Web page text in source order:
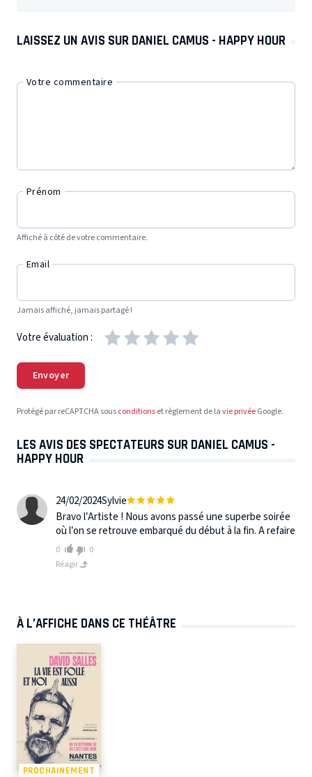
LAISSEZ UN AVIS SUR DANIEL CAMUS - HAPPY HOUR
Votre commentaire
Prénom
Affiché à côté de votre commentaire.
Email
Jamais affiché, jamais partagé !
Votre évaluation :
Envoyer
Protégé par reCAPTCHA sousconditionset règlement de lavie privéeGoogle.
LES AVIS DES SPECTATEURS SUR DANIEL CAMUS -
HAPPY HOUR
24/02/2024Sylvie
Bravo l’Artiste ! Nous avons passé une superbe soirée
où l’on se retrouve embarqué du début à la fin. A refaire
0
0
Réagir
À L’AFFICHE DANS CE THÉÂTRE
PROCHAINEMENT